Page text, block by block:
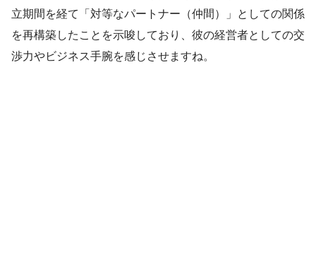
立期間を経て「対等なパートナー（仲間）」としての関係
を再構築したことを示唆しており、彼の経営者としての交
渉力やビジネス手腕を感じさせますね。